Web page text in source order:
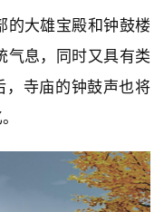
的大雄宝殿和钟鼓楼
气息，同时又具有类
，寺庙的钟鼓声也将